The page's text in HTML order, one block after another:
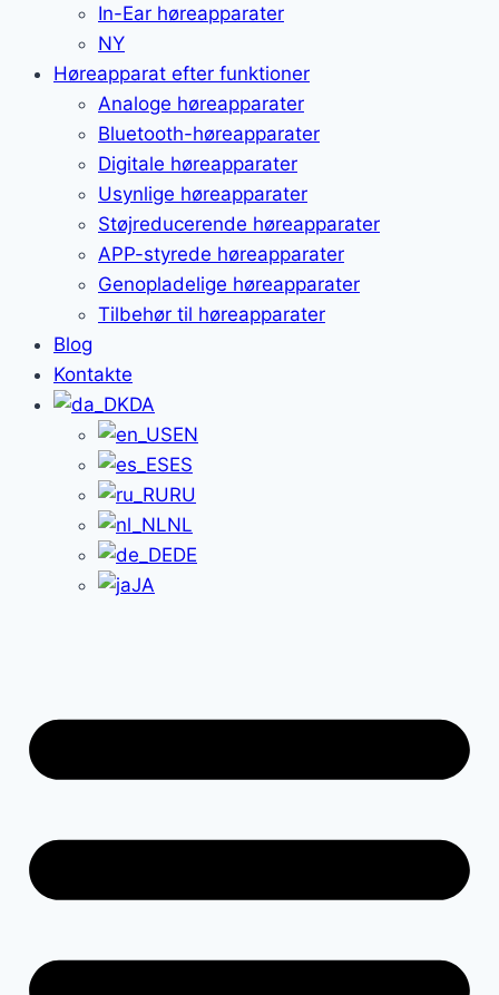
In-Ear høreapparater
NY
Høreapparat efter funktioner
Analoge høreapparater
Bluetooth-høreapparater
Digitale høreapparater
Usynlige høreapparater
Støjreducerende høreapparater
APP-styrede høreapparater
Genopladelige høreapparater
Tilbehør til høreapparater
Blog
Kontakte
DA
EN
ES
RU
NL
DE
JA